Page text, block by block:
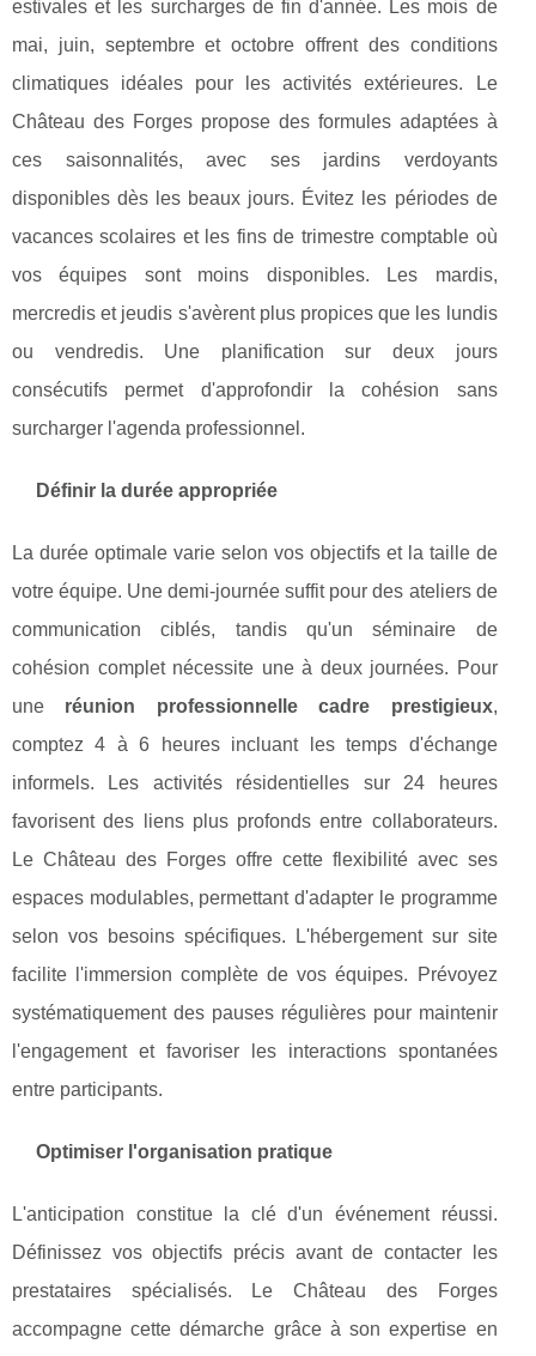
estivales et les surcharges de fin d'année. Les mois de
mai, juin, septembre et octobre offrent des conditions
climatiques idéales pour les activités extérieures. Le
Château des Forges propose des formules adaptées à
ces saisonnalités, avec ses jardins verdoyants
disponibles dès les beaux jours. Évitez les périodes de
vacances scolaires et les fins de trimestre comptable où
vos équipes sont moins disponibles. Les mardis,
mercredis et jeudis s'avèrent plus propices que les lundis
ou vendredis. Une planification sur deux jours
consécutifs permet d'approfondir la cohésion sans
surcharger l'agenda professionnel.
Définir la durée appropriée
La durée optimale varie selon vos objectifs et la taille de
votre équipe. Une demi-journée suffit pour des ateliers de
communication ciblés, tandis qu'un séminaire de
cohésion complet nécessite une à deux journées. Pour
une réunion professionnelle cadre prestigieux,
comptez 4 à 6 heures incluant les temps d'échange
informels. Les activités résidentielles sur 24 heures
favorisent des liens plus profonds entre collaborateurs.
Le Château des Forges offre cette flexibilité avec ses
espaces modulables, permettant d'adapter le programme
selon vos besoins spécifiques. L'hébergement sur site
facilite l'immersion complète de vos équipes. Prévoyez
systématiquement des pauses régulières pour maintenir
l'engagement et favoriser les interactions spontanées
entre participants.
Optimiser l'organisation pratique
L'anticipation constitue la clé d'un événement réussi.
Définissez vos objectifs précis avant de contacter les
prestataires spécialisés. Le Château des Forges
accompagne cette démarche grâce à son expertise en